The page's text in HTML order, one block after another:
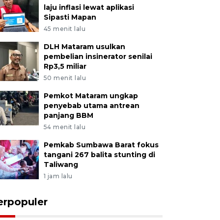
laju inflasi lewat aplikasi
Sipasti Mapan
45 menit lalu
DLH Mataram usulkan
pembelian insinerator senilai
Rp3,5 miliar
50 menit lalu
Pemkot Mataram ungkap
penyebab utama antrean
panjang BBM
54 menit lalu
Pemkab Sumbawa Barat fokus
tangani 267 balita stunting di
Taliwang
1 jam lalu